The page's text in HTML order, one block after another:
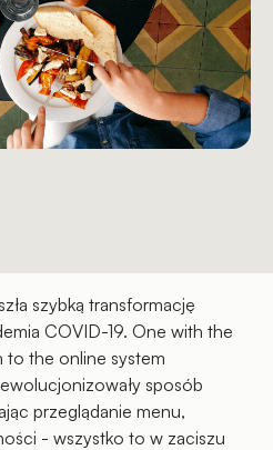
szybką transformację
COVID-19. One with the
the online system
sposób
przeglądanie menu,
- wszystko to w zaciszu